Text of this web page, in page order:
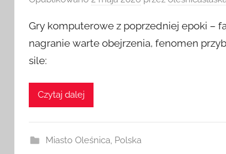
Opublikowano 2 maja 2026 przez
Gry komputerowe z poprzedniej epoki –
nagranie warte obejrzenia, fenomen
Czytaj dalej
,